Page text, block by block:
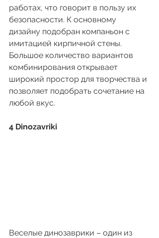
работах, что говорит в пользу их
безопасности. К основному
дизайну подобран компаньон с
имитацией кирпичной стены.
Большое количество вариантов
комбинирования открывает
широкий простор для творчества и
позволяет подобрать сочетание на
любой вкус.
4 Dinozavriki
Веселые динозаврики – один из